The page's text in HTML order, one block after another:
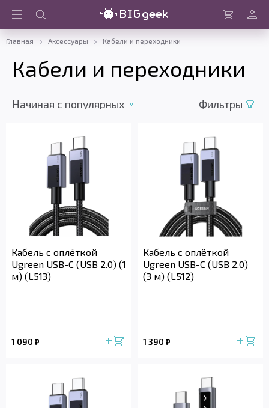
Войти
Главная Аксессуары Кабели и переходники
Кабели и переходники
Начиная c популярных Фильтры
Кабель с оплёткой
Ugreen USB-C (USB 2.0) (1
м) (L513)
1 090 ₽
Кабель с оплёткой
Ugreen USB-C (USB 2.0)
(3 м) (L512)
1 390 ₽